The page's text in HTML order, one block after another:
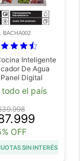
BACHA002
Inteligente
De Agua
Digital
Acero
todo el país
OFF
SIN INTERÉS